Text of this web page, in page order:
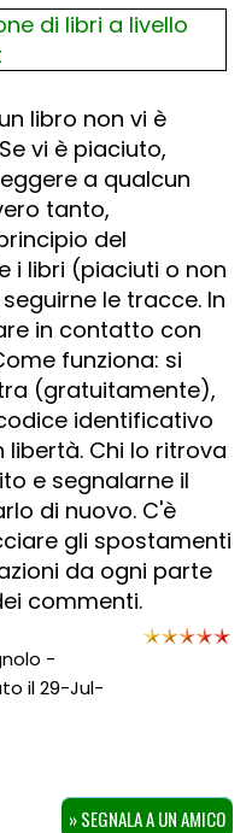
libro non vi è
vi è piaciuto,
a qualcun
tanto,
del
i libri (piaciuti o non
le tracce. In
in contatto con
funziona: si
(gratuitamente),
identificativo
libertà. Chi lo ritrova
e segnalarne il
di nuovo. C'è
gli spostamenti
da ogni parte
commenti.
-
il 29-Jul-
» SEGNALA A UN AMICO